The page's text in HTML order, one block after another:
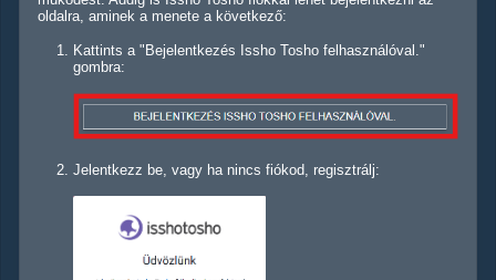
oldalra, aminek a menete a következő:
Kattints a "Bejelentkezés Issho Tosho felhasználóval."
gombra:
Jelentkezz be, vagy ha nincs fiókod, regisztrálj: